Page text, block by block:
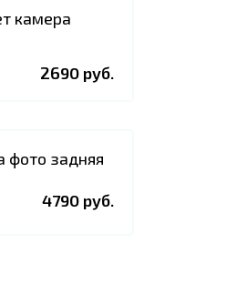
камера
2690 руб.
фото задняя
4790 руб.